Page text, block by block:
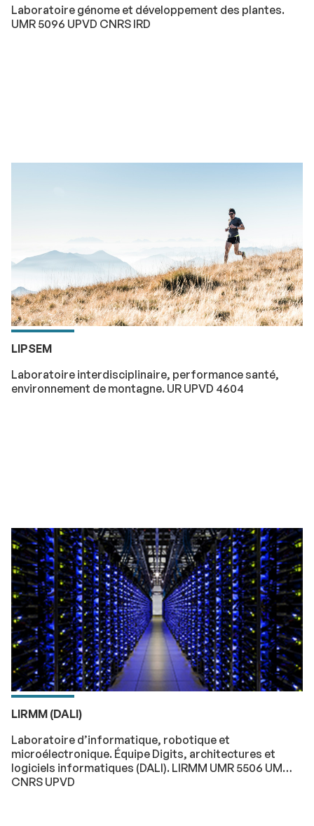
Laboratoire génome et développement des plantes.
UMR 5096 UPVD CNRS IRD
LIPSEM
Laboratoire interdisciplinaire, performance santé,
environnement de montagne. UR UPVD 4604
LIRMM (DALI)
Laboratoire d’informatique, robotique et
microélectronique. Équipe Digits, architectures et
logiciels informatiques (DALI). LIRMM UMR 5506 UM
CNRS UPVD